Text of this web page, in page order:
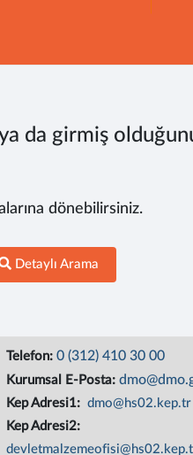
ya da girmiş
dönebilirsiniz.
Detaylı Arama
Telefon: 0 (312) 410 30 00
Kurumsal E-Posta:
Kep Adresi1: dmo@hs02.kep.tr
Kep Adresi2: